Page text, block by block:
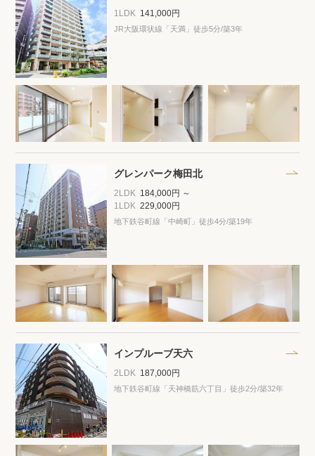
1LDK 141,000円
JR大阪環状線「天満」徒歩5分/築3年
グレンパーク梅田北
2LDK 184,000円 ～
1LDK 229,000円
地下鉄谷町線「中崎町」徒歩4分/築19年
インプルーブ天六
2LDK 187,000円
地下鉄谷町線「天神橋筋六丁目」徒歩2分/築32年